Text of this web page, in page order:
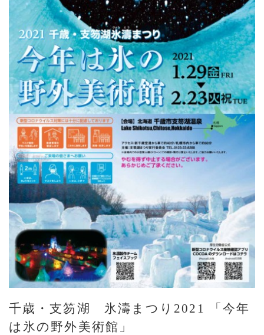
千歳・支笏湖 氷濤まつり2021 「今年
は氷の野外美術館」